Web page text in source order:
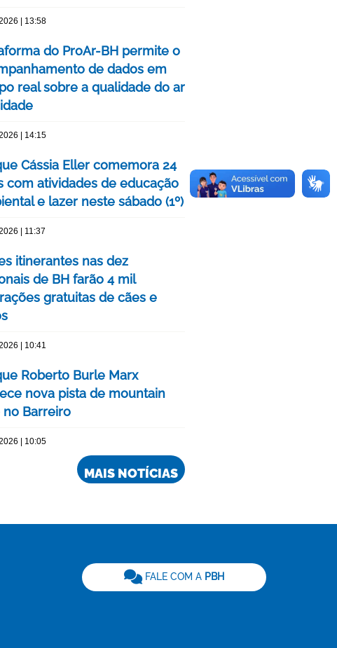
| 13:58
do ProAr-BH permite o
de dados em
real sobre a qualidade do ar
| 14:15
Cássia Eller comemora 24
com atividades de educação
e lazer neste sábado (1º)
| 11:37
itinerantes nas dez
de BH farão 4 mil
gratuitas de cães e
| 10:41
Roberto Burle Marx
nova pista de mountain
no Barreiro
| 10:05
MAIS NOTÍCIAS
FALE COM A PBH